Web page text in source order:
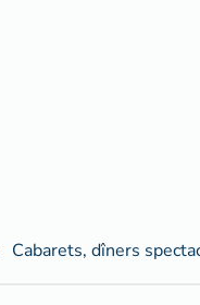
Cabarets, dîners